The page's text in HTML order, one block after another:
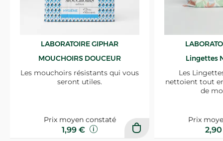
LABORATOIRE GIPHAR
MOUCHOIRS DOUCEUR
Les mouchoirs résistants qui vous
seront utiles.
Prix moyen constaté
1,99 €
Lingettes
Les
nettoient tout
de
Prix